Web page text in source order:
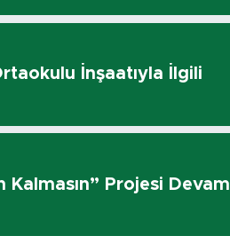
İnşaatıyla İlgili
Projesi Devam